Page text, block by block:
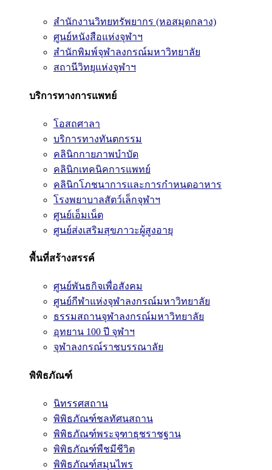
สำนักงานวิทยทรัพยากร (หอสมุดกลาง)
ศูนย์หนังสือแห่งจุฬาฯ
สำนักพิมพ์จุฬาลงกรณ์มหาวิทยาลัย
สถานีวิทยุแห่งจุฬาฯ
บริการทางการแพทย์
โอสถศาลา
บริการทางทันตกรรม
คลินิกกายภาพบำบัด
คลินิกเทคนิคการแพทย์
คลินิกโภชนาการและการกำหนดอาหาร
โรงพยาบาลสัตว์เล็กจุฬาฯ
ศูนย์เอ็มเน็ต
ศูนย์ส่งเสริมสุขภาวะผู้สูงอายุ
พื้นที่สร้างสรรค์
ศูนย์พันธกิจเพื่อสังคม
ศูนย์กีฬาแห่งจุฬาลงกรณ์มหาวิทยาลัย
ธรรมสถานจุฬาลงกรณ์มหาวิทยาลัย
อุทยาน 100 ปี จุฬาฯ
จุฬาลงกรณ์ราชบรรณาลัย
พิพิธภัณฑ์
นิทรรศสถาน
พิพิธภัณฑ์ชลทัศนสถาน
พิพิธภัณฑ์พระจุฑาธุชราชฐาน
พิพิธภัณฑ์พืชมีชีวิต
พิพิธภัณฑ์สมุนไพร